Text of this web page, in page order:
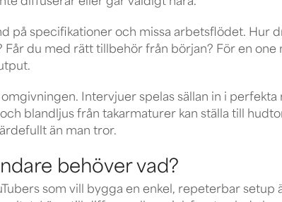
på specifikationer och missa arbetsflödet. Hur
Får du med rätt tillbehör från början? För en one
Intervjuer spelas sällan in i
blandljus från takarmaturer kan ställa till
än man tror.
behöver vad?
som vill bygga en enkel, repeterbar